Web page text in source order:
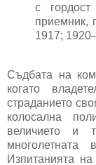
с
приемник,
1917;
Съдбата на
когато
страданието
колосална
величието и
Изпитанията